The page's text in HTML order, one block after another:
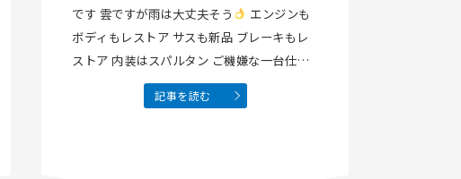
です 雲ですが雨は大丈夫そう
エンジンも
ボディもレストア サスも新品 ブレーキもレ
ストア 内装はスパルタン ご機嫌な一台仕上
)Facebook…
記事を読む